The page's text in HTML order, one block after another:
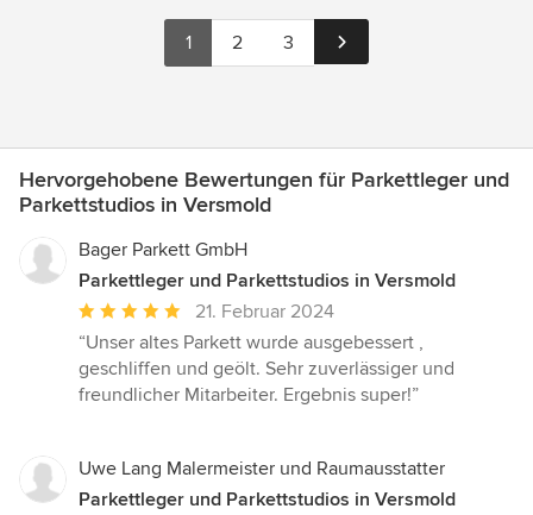
1 2 3
Hervorgehobene Bewertungen für Parkettleger und
Parkettstudios in Versmold
Bager Parkett GmbH
Parkettleger und Parkettstudios in Versmold
Durchschnittliche
Bewertung:
5
von
21. Februar 2024
“Unser altes Parkett wurde ausgebessert ,
geschliffen und geölt. Sehr zuverlässiger und
freundlicher Mitarbeiter. Ergebnis super!”
Uwe Lang Malermeister und Raumausstatter
Parkettleger und Parkettstudios in Versmold